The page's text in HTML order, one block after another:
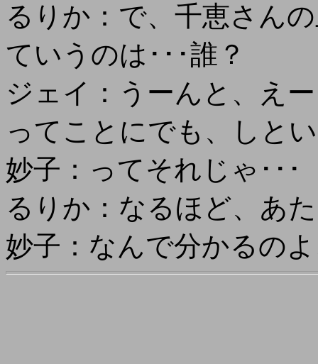
るりか：で、千恵さん
ていうのは･･･誰？
ジェイ：うーんと、え
ってことにでも、しと
妙子：ってそれじゃ･･･
るりか：なるほど、あ
妙子：なんで分かるの